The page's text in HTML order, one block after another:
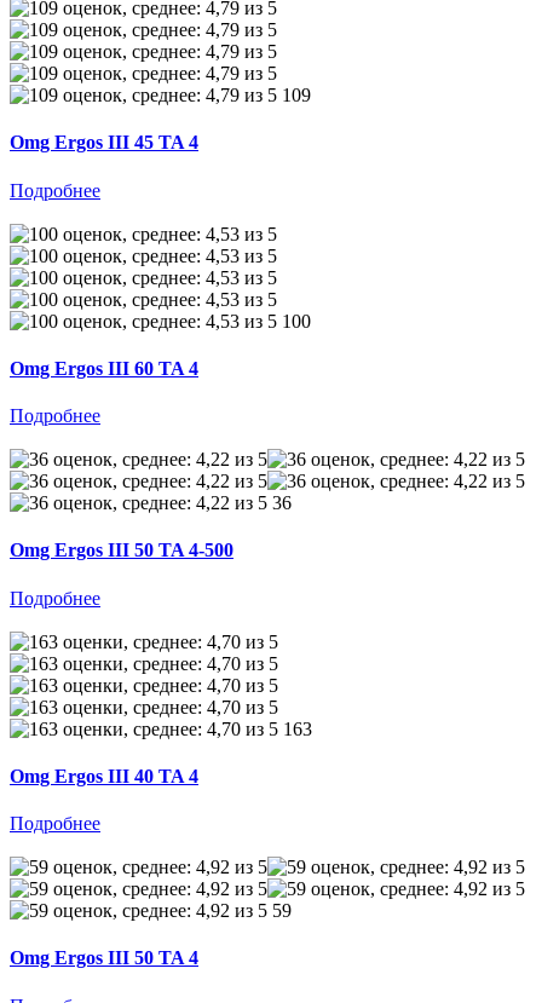
109
Omg Ergos III 45 TA 4
Подробнее
100
Omg Ergos III 60 TA 4
Подробнее
36
Omg Ergos III 50 TA 4-500
Подробнее
163
Omg Ergos III 40 TA 4
Подробнее
59
Omg Ergos III 50 TA 4